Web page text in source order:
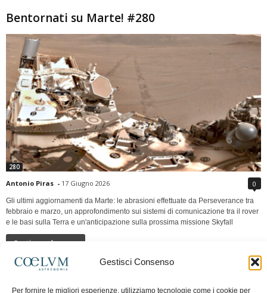
Gestisci Consenso
Per fornire le migliori esperienze, utilizziamo tecnologie come i cookie per
Bentornati su Marte! #280
280
Antonio Piras - 17 Giugno 2026 0
Gli ultimi aggiornamenti da Marte: le abrasioni effettuate da Perseverance tra
febbraio e marzo, un approfondimento sui sistemi di comunicazione tra il rover
e le basi sulla Terra e un'anticipazione sulla prossima missione Skyfall
Continua a leggere